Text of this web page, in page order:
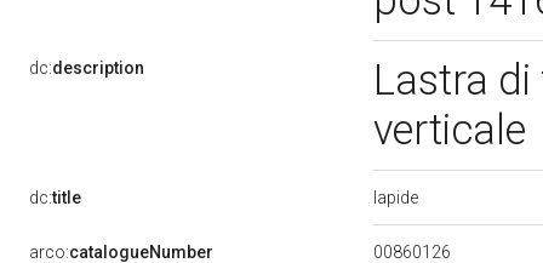
dc:description
Lastra
verticale
dc:title lapide
arco:catalogueNumber 00860126